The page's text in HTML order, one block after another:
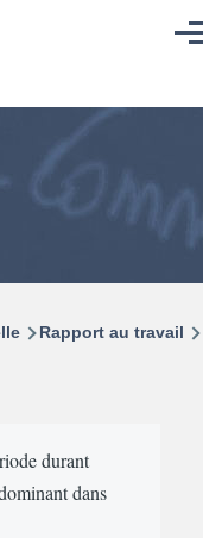
Rapport au travail
durant
dans